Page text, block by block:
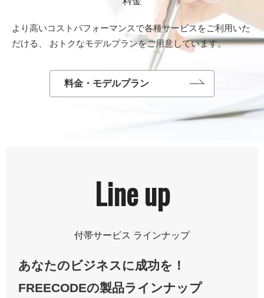
より高いコストパフォーマンスで各種サービスをご利用いた
だける、
おトクなモデルプランをご用意しています。
料金・モデルプラン
Line up
あなたのビジネスに成功を！
FREECODEの製品ラインナップ